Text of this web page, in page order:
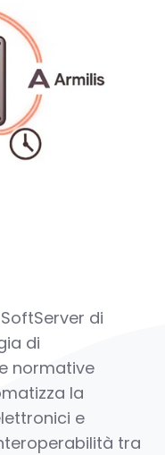
di
di
normative
la
e
tra